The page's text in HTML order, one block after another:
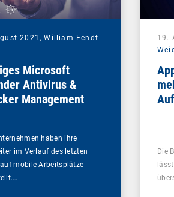
2021,William Fendt
Microsoft
Antivirus &
Management
haben ihre
im Verlauf des letzten
mobile Arbeitsplätze
19.
Die